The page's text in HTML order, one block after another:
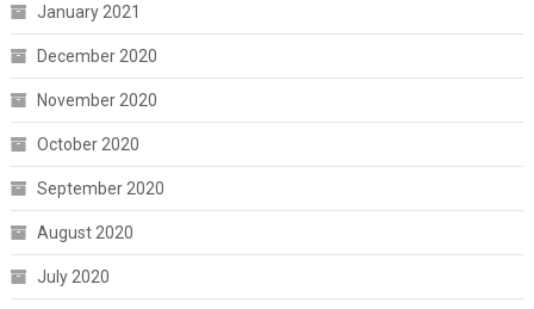
January 2021
December 2020
November 2020
October 2020
September 2020
August 2020
July 2020